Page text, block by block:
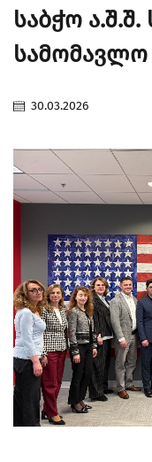
საბჭო
სამომავლო
30.03.2026